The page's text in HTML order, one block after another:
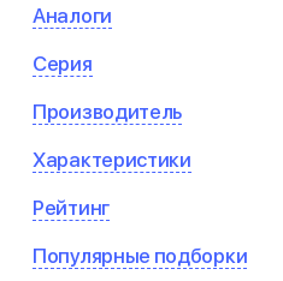
Аналоги
Серия
Производитель
Характеристики
Рейтинг
Популярные подборки